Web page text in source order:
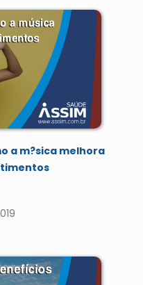
a m?sica melhora